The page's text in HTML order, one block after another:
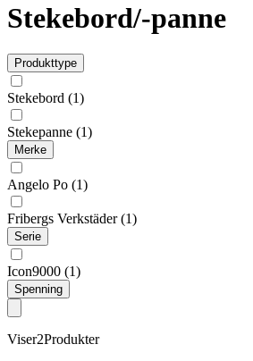
Stekebord/-panne
Produkttype
Stekebord (1)
Stekepanne (1)
Merke
Angelo Po (1)
Fribergs Verkstäder(1)
Serie
Icon9000 (1)
Spenning
Viser2Produkter